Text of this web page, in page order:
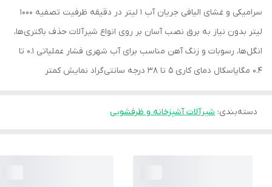
سرامیکی و غشای الیافی جریان آب 1 لیتر در دقیقه ظرفیت تصفیه 1000
لیتر بدون نیاز به برق نصب آسان بر روی انواع شیرآلات حذف باکتری‌ها،
انگل‌ها، رسوبات و زنگ آهن مناسب برای آب شهری فشار عملیاتی 0.1 تا
0.4 مگاپاسکال دمای کاری 5 تا 38 درجه سانتی‌گراد نمایش کمتر
دسته‌بندی: شیرآلات آشپزخانه و ظرفشویی